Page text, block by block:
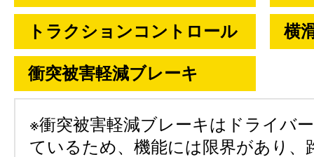
トラクションコントロール 横
衝突被害軽減ブレーキ
※衝突被害軽減ブレーキはドライバ
ているため、機能には限界があり、